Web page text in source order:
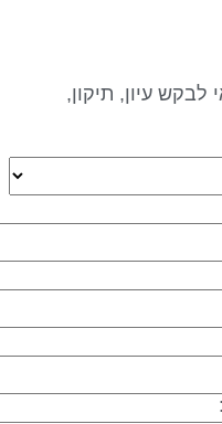
עיון, תיקון,